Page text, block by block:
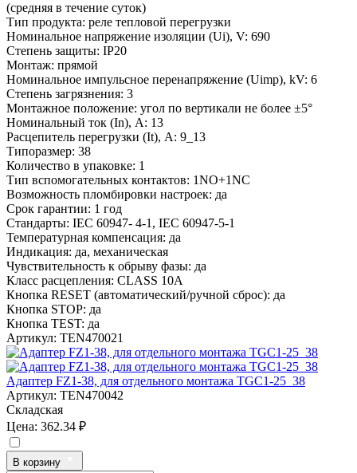
(средняя в течение суток)
Тип продукта: реле тепловой перегрузки
Номинальное напряжение изоляции (Ui), V: 690
Степень защиты: IP20
Монтаж: прямой
Номинальное импульсное перенапряжение (Uimp), kV: 6
Степень загрязнения: 3
Монтажное положение: угол по вертикали не более ±5°
Номинальный ток (In), A: 13
Расцепитель перегрузки (It), A: 9_13
Типоразмер: 38
Количество в упаковке: 1
Тип вспомогательных контактов: 1NO+1NC
Возможность пломбировки настроек: да
Срок гарантии: 1 год
Стандарты: IEC 60947- 4-1, IEC 60947-5-1
Температурная компенсация: да
Индикация: да, механическая
Чувствительность к обрыву фазы: да
Класс расцепления: CLASS 10A
Кнопка RESET (автоматический/ручной сброс): да
Кнопка STOP: да
Кнопка TEST: да
Артикул: TEN470021
Адаптер FZ1-38, для отдельного монтажа TGC1-25_38
Артикул: TEN470042
Складская
Цена: 362.34 ₽
В корзину